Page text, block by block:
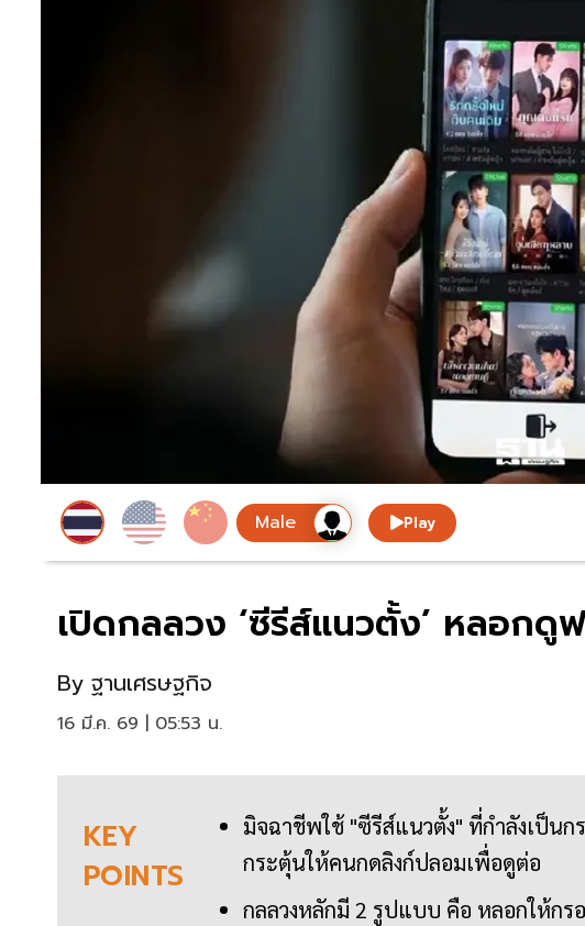
Play
เปิดกลลวง ‘ซีรีส์แนวตั้ง’ หลอก
By ฐานเศรษฐกิจ
16 มี.ค. 69 | 05:53 น.
KEY
POINTS
มิจฉาชีพใช้ "ซีรีส์แนวตั้ง" ที่กำลังเป็นก
กระตุ้นให้คนกดลิงก์ปลอมเพื่อดูต่อ
กลลวงหลักมี 2 รูปแบบ คือ หลอกให้กร